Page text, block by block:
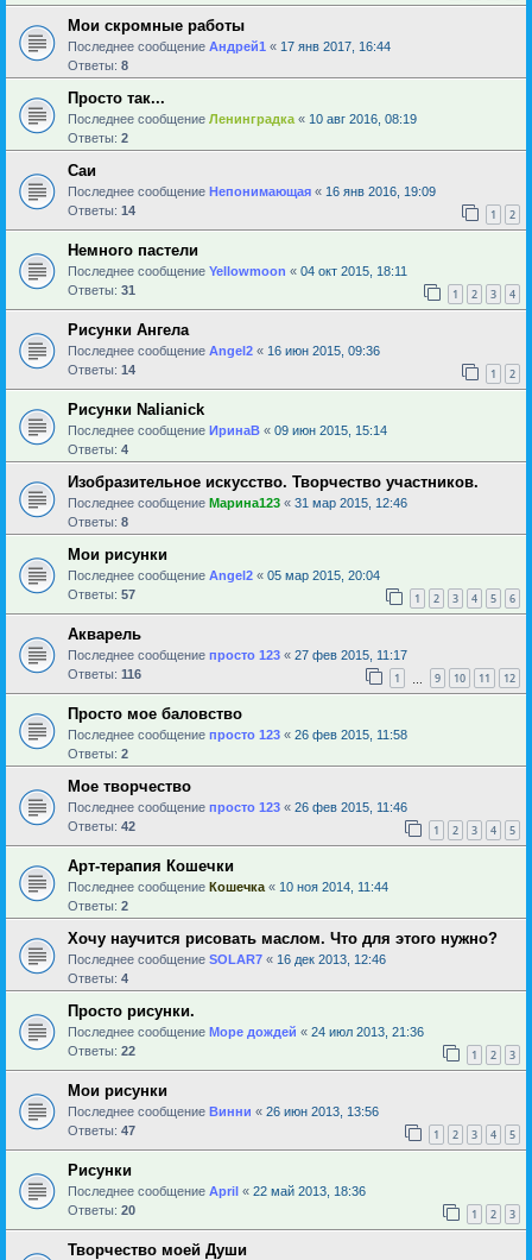
Мои скромные работы
Последнее сообщение Андрей1 « 17 янв 2017, 16:44
Ответы: 8
Просто так...
Последнее сообщение Ленинградка « 10 авг 2016, 08:19
Ответы: 2
Саи
Последнее сообщение Непонимающая « 16 янв 2016, 19:09
Ответы: 14 1 2
Немного пастели
Последнее сообщение Yellowmoon « 04 окт 2015, 18:11
Ответы: 31 1 2 3 4
Рисунки Ангела
Последнее сообщение Angel2 « 16 июн 2015, 09:36
Ответы: 14 1 2
Рисунки Nalianick
Последнее сообщение ИринаВ « 09 июн 2015, 15:14
Ответы: 4
Изобразительное искусство. Творчество участников.
Последнее сообщение Марина123 « 31 мар 2015, 12:46
Ответы: 8
Мои рисунки
Последнее сообщение Angel2 « 05 мар 2015, 20:04
Ответы: 57 1 2 3 4 5 6
Акварель
Последнее сообщение просто 123 « 27 фев 2015, 11:17
Ответы: 116 1 9 10 11 12
Просто мое баловство
Последнее сообщение просто 123 « 26 фев 2015, 11:58
Ответы: 2
Мое творчество
Последнее сообщение просто 123 « 26 фев 2015, 11:46
Ответы: 42 1 2 3 4 5
Арт-терапия Кошечки
Последнее сообщение Кошечка « 10 ноя 2014, 11:44
Ответы: 2
Хочу научится рисовать маслом. Что для этого нужно?
Последнее сообщение SOLAR7 « 16 дек 2013, 12:46
Ответы: 4
Просто рисунки.
Последнее сообщение Море дождей « 24 июл 2013, 21:36
Ответы: 22 1 2 3
Мои рисунки
Последнее сообщение Винни « 26 июн 2013, 13:56
Ответы: 47 1 2 3 4 5
Рисунки
Последнее сообщение April « 22 май 2013, 18:36
Ответы: 20 1 2 3
Творчество моей Души